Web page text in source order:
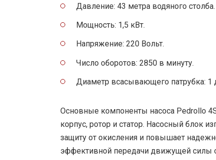
Давление: 43 метра водяного столба.
Мощность: 1,5 кВт.
Напряжение: 220 Вольт.
Число оборотов: 2850 в минуту.
Диаметр всасывающего патрубка:
Основные компоненты насоса Pedrollo
корпус, ротор и статор. Насосный блок
защиту от окисления и повышает
эффективной передачи движущей силы